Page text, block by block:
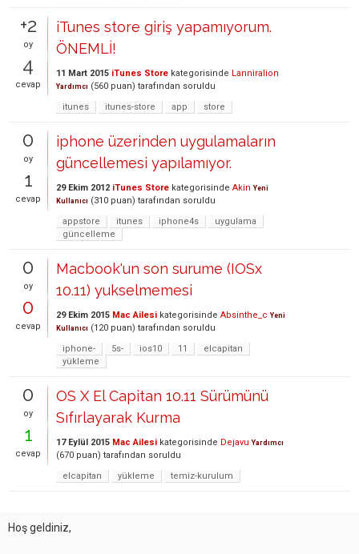
+2
oy
4
cevap
iTunes store giriş yapamıyorum.
ÖNEMLİ!
11 Mart 2015 iTunes Store kategorisinde Lanniralion
Yardımcı (560 puan) tarafından soruldu
itunes
itunes-store app store
0
oy
1
cevap
iphone üzerinden uygulamaların
güncellemesi yapılamıyor.
29 Ekim 2012 iTunes Store kategorisinde Akin Yeni
Kullanıcı (310 puan) tarafından soruldu
appstore
itunes iphone4s
uygulama
güncelleme
0
oy
0
cevap
Macbook'un son surume (IOSx
10.11) yukselmemesi
29 Ekim 2015 Mac Ailesi kategorisinde Absinthe_c Yeni
Kullanıcı (120 puan) tarafından soruldu
iphone-
5s- ios10 11
elcapitan
yükleme
0
oy
1
cevap
OS X El Capitan 10.11 Sürümünü
Sıfırlayarak Kurma
17 Eylül 2015 Mac Ailesi kategorisinde Dejavu Yardımcı
(670 puan) tarafından soruldu
elcapitan
yükleme temiz-kurulum
Hoş geldiniz,